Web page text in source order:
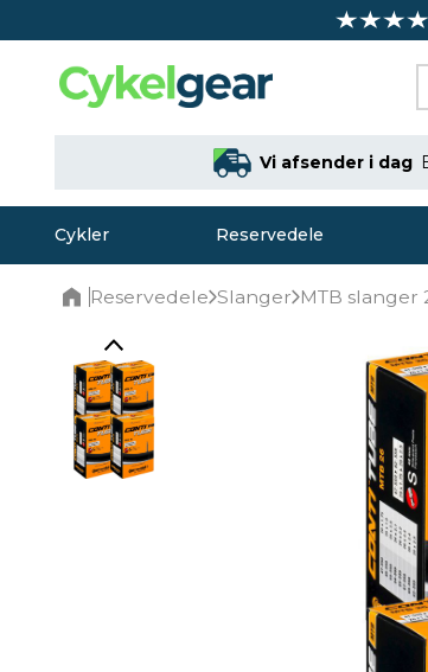
Vi afsender i dag
Cykler Reservedele
Reservedele Slanger MTB slanger